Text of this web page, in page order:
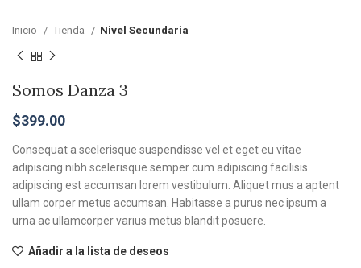
Inicio Tienda Nivel Secundaria
Somos Danza 3
$399.00
Consequat a scelerisque suspendisse vel et eget eu vitae
adipiscing nibh scelerisque semper cum adipiscing facilisis
adipiscing est accumsan lorem vestibulum. Aliquet mus a aptent
ullam corper metus accumsan. Habitasse a purus nec ipsum a
urna ac ullamcorper varius metus blandit posuere.
Añadir a la lista de deseos